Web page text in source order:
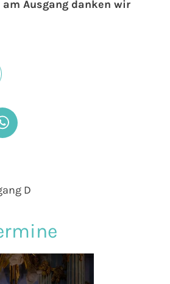
Ausgang danken wir
D